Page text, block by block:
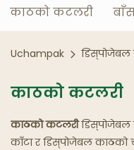
आकस्मिक
खाद्य ट्रकहरू
काठको कटलरी
Uchampak
काठको कटलरी
काठको कटलरीडिस्पोजेबल
काँटा र डिस्पोजेबल